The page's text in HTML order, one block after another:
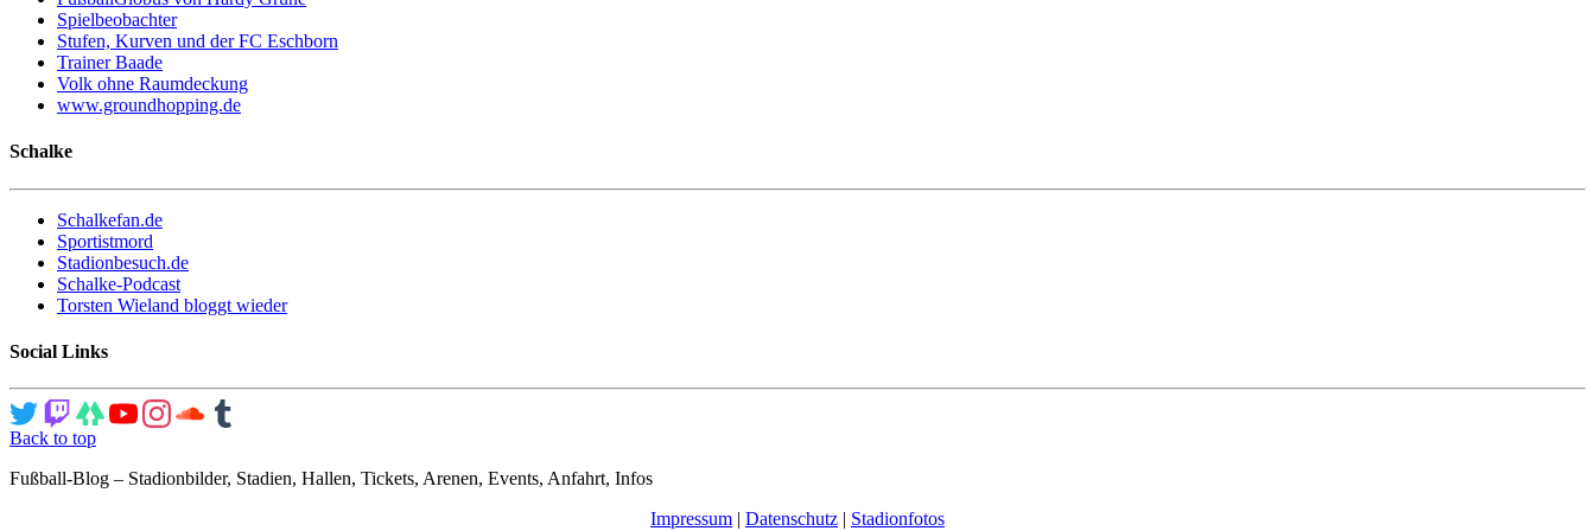
Spielbeobachter
Stufen, Kurven und der FC Eschborn
Trainer Baade
Volk ohne Raumdeckung
www.groundhopping.de
Schalke
Schalkefan.de
Sportistmord
Stadionbesuch.de
Schalke-Podcast
Torsten Wieland bloggt wieder
Social Links
Back to top
Fußball-Blog – Stadionbilder, Stadien, Hallen, Tickets, Arenen, Events, Anfahrt, Infos
Impressum | Datenschutz | Stadionfotos